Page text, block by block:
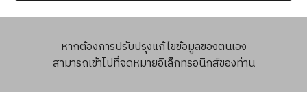
หากต้องการปรับปรุงแก้ไขข้อมูลของตนเอง
สามารถเข้าไปที่จดหมายอิเล็กทรอนิกส์ของท่าน